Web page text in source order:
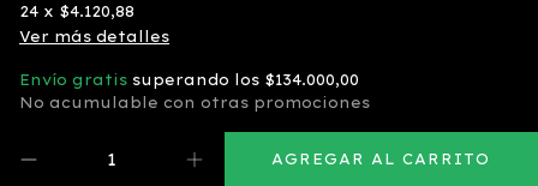
24 x $4.120,88
Ver más detalles
Envío gratis superando los $134.000,00
No acumulable con otras promociones